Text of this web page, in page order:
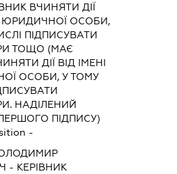
ВЧИНЯТИ ДІЇ
ЮРИДИЧНОЇ ОСОБИ,
ПІДПИСУВАТИ
ТОЩО (МАЄ
ДІЇ ВІД ІМЕНІ
ОСОБИ, У ТОМУ
НАДІЛЕНИЙ
ПІДПИСУ)
-
- КЕРІВНИК